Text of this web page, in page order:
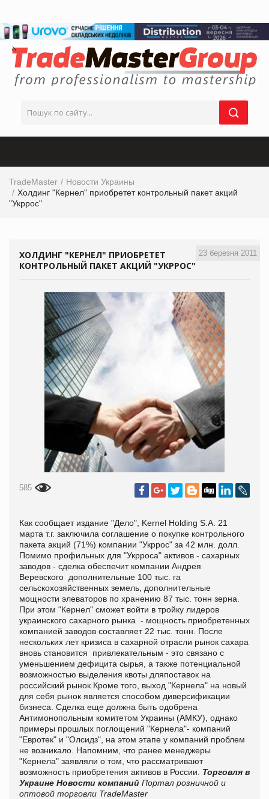
TradeMaster
Новости Украины
Холдинг "Кернел" приобретет контрольный пакет акций
"Укррос"
23 березня 2011
ХОЛДИНГ "КЕРНЕЛ" ПРИОБРЕТЕТ
КОНТРОЛЬНЫЙ ПАКЕТ АКЦИЙ "УКРРОС"
585
Как сообщает издание "Дело", Kernel Holding S.A. 21
марта т.г. заключила соглашение о покупке контрольного
пакета акций (71%) компании "Укррос" за 42 млн. долл.
Помимо профильных для "Укрроса" активов - сахарных
заводов - сделка обеспечит компании Андрея
Веревского дополнительные 100 тыс. га
сельскохозяйственных земель, дополнительные
мощности элеваторов по хранению 87 тыс. тонн зерна.
При этом "Кернел" сможет войти в тройку лидеров
украинского сахарного рынка - мощность приобретенных
компанией заводов составляет 22 тыс. тонн. После
нескольких лет кризиса в сахарной отрасли рынок сахара
вновь становится привлекательным - это связано с
уменьшением дефицита сырья, а также потенциальной
возможностью выделения квоты дляпоставок на
российский рынок.Кроме того, выход "Кернела" на новый
для себя рынок является способом диверсификации
бизнеса. Сделка еще должна быть одобрена
Антимонопольным комитетом Украины (АМКУ), однако
примеры прошлых поглощений "Кернела"- компаний
"Евротек" и "Олсидз", на этом этапе у компаний проблем
не возникало. Напомним, что ранее менеджеры
"Кернела" заявляли о том, что рассматривают
возможность приобретения активов в России. Торговля в
Украине Новости компаний Портал розничной и
оптовой торговли TradeMaster